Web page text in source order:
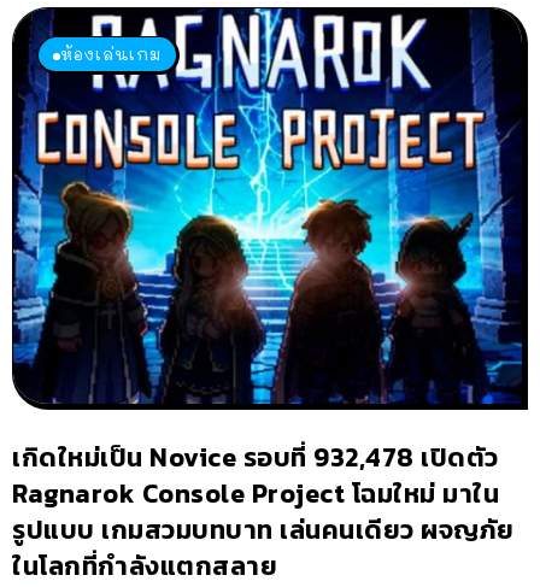
ห้องเล่นเกม
เกิดใหม่เป็น Novice รอบที่ 932,478 เปิดตัว
Ragnarok Console Project โฉมใหม่ มาใน
รูปแบบ เกมสวมบทบาท เล่นคนเดียว ผจญภัย
ในโลกที่กำลังแตกสลาย